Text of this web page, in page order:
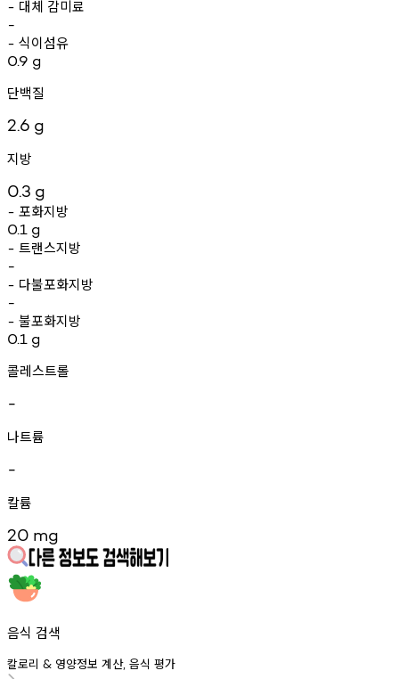
- 대체 감미료
-
- 식이섬유
0.9 g
단백질
2.6 g
지방
0.3 g
- 포화지방
0.1 g
- 트랜스지방
-
- 다불포화지방
-
- 불포화지방
0.1 g
콜레스트롤
-
나트륨
-
칼륨
20 mg
음식 검색
칼로리 & 영양정보 계산, 음식 평가